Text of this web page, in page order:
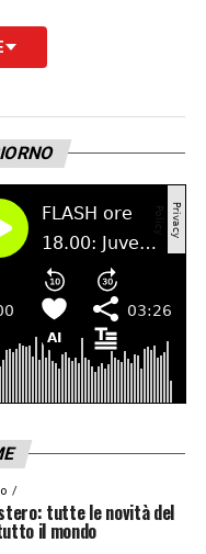
tutte le novità del
il mondo